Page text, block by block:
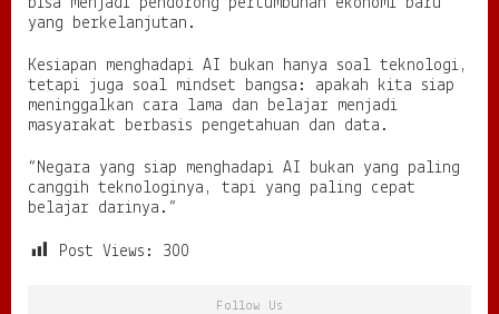
yang berkelanjutan.
Kesiapan menghadapi AI bukan hanya soal teknologi,
tetapi juga soal mindset bangsa: apakah kita siap
meninggalkan cara lama dan belajar menjadi
masyarakat berbasis pengetahuan dan data.
“Negara yang siap menghadapi AI bukan yang paling
canggih teknologinya, tapi yang paling cepat
belajar darinya.”
Post Views: 300
Follow Us